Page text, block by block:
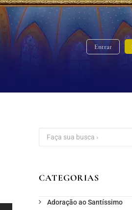
Entrar
CATEGORIAS
Adoração ao Santíssimo